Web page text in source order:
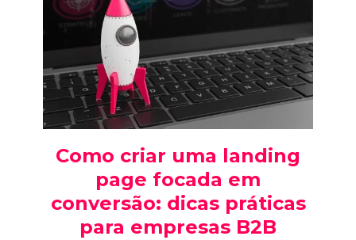
Como criar uma landing
page focada em
conversão: dicas práticas
para empresas B2B